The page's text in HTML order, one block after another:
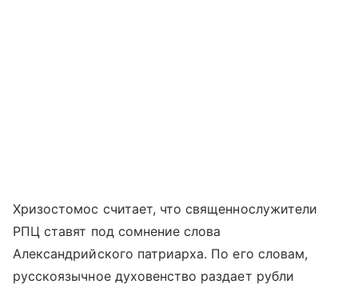
Хризостомос считает, что священнослужители
РПЦ ставят под сомнение слова
Александрийского патриарха. По его словам,
русскоязычное духовенство раздает рубли